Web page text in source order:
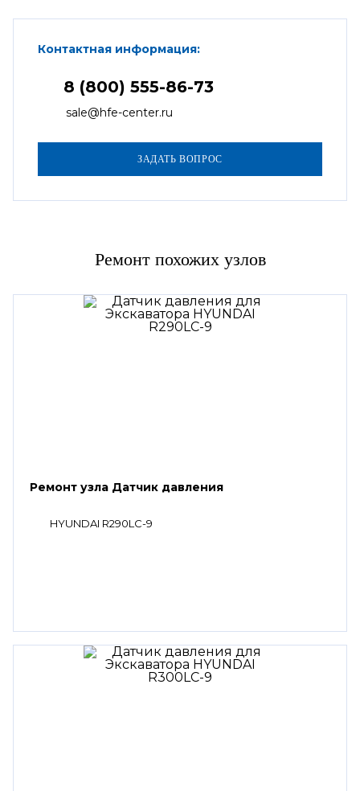
Контактная информация:
8 (800) 555-86-73
sale@hfe-center.ru
Ремонт похожих узлов
Ремонт узла Датчик давления
HYUNDAI R290LC-9